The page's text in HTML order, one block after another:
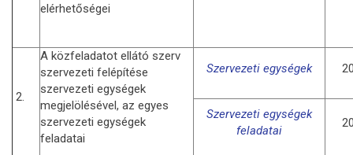
elérhetőségei
2.
A közfeladatot ellátó szerv
szervezeti felépítése
szervezeti egységek
megjelölésével, az egyes
szervezeti egységek
feladatai
Szervezeti egységek
Szervezeti egységek
feladatai